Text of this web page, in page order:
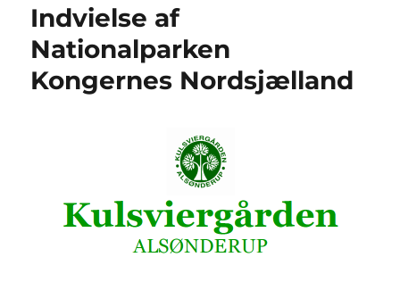
Indvielse af
Nationalparken
Kongernes Nordsjælland